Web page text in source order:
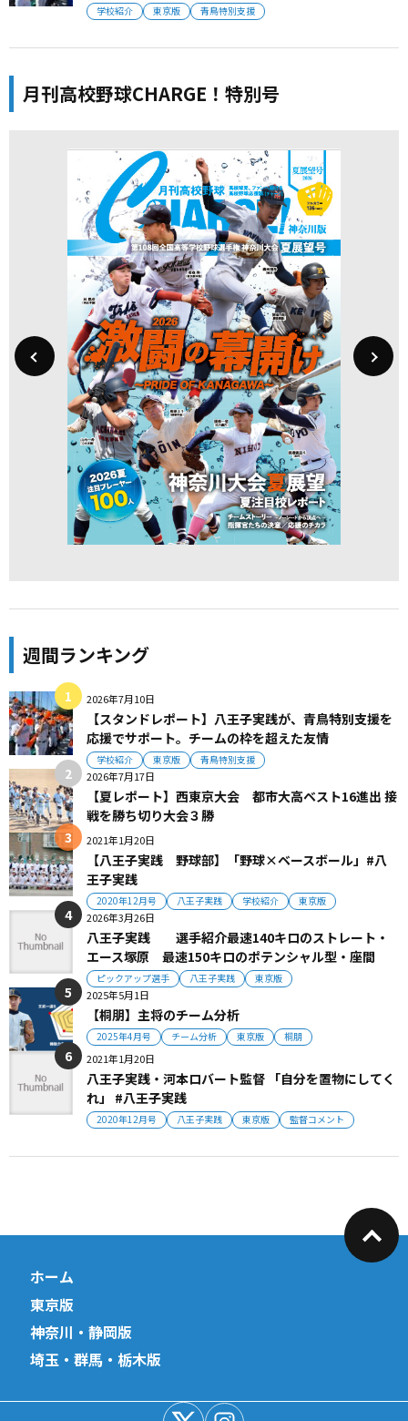
学校紹介 東京版 青鳥特別支援
月刊高校野球CHARGE！特別号
週間ランキング
2026年7月10日
【スタンドレポート】八王子実践が、青鳥特別支援を
応援でサポート。チームの枠を超えた友情
学校紹介 東京版 青鳥特別支援
2026年7月17日
【夏レポート】西東京大会 都市大高ベスト16進出 接
戦を勝ち切り大会３勝
2021年1月20日
【八王子実践 野球部】「野球×ベースボール」#八
王子実践
2020年12月号 八王子実践 学校紹介 東京版
2026年3月26日
八王子実践 選手紹介最速140キロのストレート・
エース塚原 最速150キロのポテンシャル型・座間
ピックアップ選手 八王子実践 東京版
2025年5月1日
【桐朋】主将のチーム分析
2025年4月号 チーム分析 東京版 桐朋
2021年1月20日
八王子実践・河本ロバート監督 「自分を置物にしてく
れ」 #八王子実践
2020年12月号 八王子実践 東京版 監督コメント
ホーム
東京版
神奈川・静岡版
埼玉・群馬・栃木版